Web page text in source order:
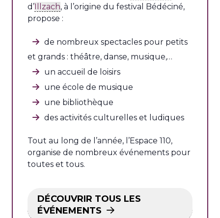
d’Illzach, à l’origine du festival Bédéciné,
propose :
de nombreux spectacles pour petits
et grands : théâtre, danse, musique,…
un accueil de loisirs
une école de musique
une bibliothèque
des activités culturelles et ludiques
Tout au long de l’année, l’Espace 110,
organise de nombreux événements pour
toutes et tous.
DÉCOUVRIR TOUS LES
ÉVÉNEMENTS